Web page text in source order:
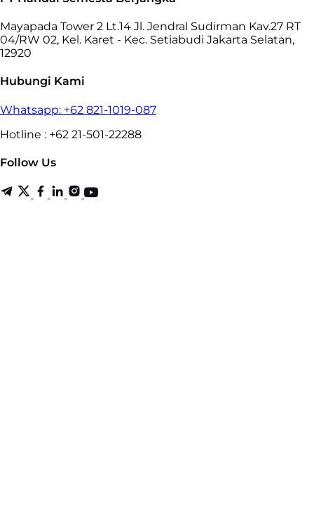
Mayapada Tower 2 Lt.14 Jl. Jendral Sudirman Kav.27 RT
04/RW 02, Kel. Karet - Kec. Setiabudi Jakarta Selatan,
12920
Hubungi Kami
Whatsapp: +62 821-1019-087
Hotline : +62 21-501-22288
Follow Us